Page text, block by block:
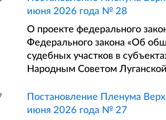
июня 2026 года № 28
О проекте федерального
Федерального закона «Об
судебных участков в
Народным Советом
Постановление Пленума
июня 2026 года № 27